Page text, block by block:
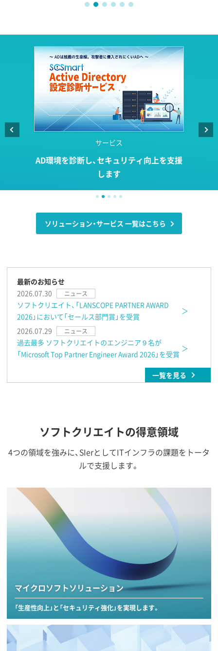
サービス
AD環境を診断し、セキュリティ向上を支援
します
ソリューション・サービス 一覧はこちら
最新のお知らせ
2026.07.30
ニュース
ソフトクリエイト、「LANSCOPE PARTNER AWARD
2026」において「セールス部門賞」を受賞
2026.07.29
ニュース
過去最多 ソフトクリエイトのエンジニア９名が
「Microsoft Top Partner Engineer Award 2026」を受賞
一覧を見る
ソフトクリエイトの得意領域
4つの領域を強みに、SIerとしてITインフラの課題をトータ
ルで支援します。
マイクロソフトソリューション
「生産性向上」と「セキュリティ強化」を実現します。